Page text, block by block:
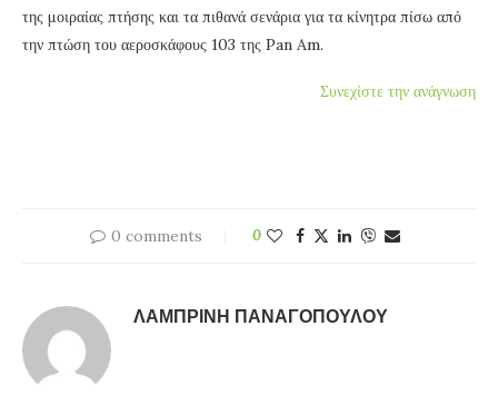
της μοιραίας πτήσης και τα πιθανά σενάρια για τα κίνητρα πίσω από
την πτώση του αεροσκάφους 103 της Pan Am.
Συνεχίστε την ανάγνωση
0 comments 0
ΛΑΜΠΡΙΝΉ ΠΑΝΑΓΟΠΟΎΛΟΥ